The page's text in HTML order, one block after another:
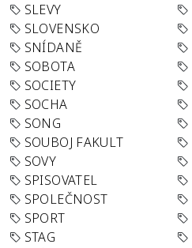
SLEVY
SLOVENSKO
SNÍDANĚ
SOBOTA
SOCIETY
SOCHA
SONG
SOUBOJ FAKULT
SOVY
SPISOVATEL
SPOLEČNOST
SPORT
STAG